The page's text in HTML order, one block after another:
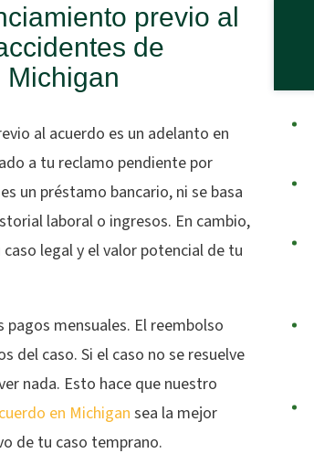
previo al
de
Michigan
al acuerdo es un adelanto en
a tu reclamo pendiente por
un préstamo bancario, ni se basa
laboral o ingresos. En cambio,
legal y el valor potencial de tu
pagos mensuales. El reembolso
del caso. Si el caso no se resuelve
nada. Esto hace que nuestro
en Michigansea la mejor
de tu caso temprano.